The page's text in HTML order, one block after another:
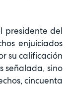
presidente del
enjuiciados
su calificación
señalada, sino
cincuenta